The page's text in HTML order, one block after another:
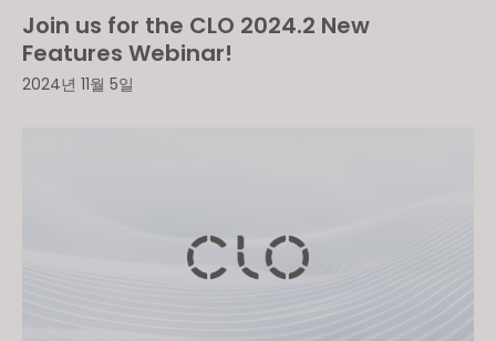
Join us for the CLO 2024.2 New
Features Webinar!
2024년 11월 5일